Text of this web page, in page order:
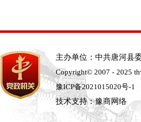
主办单位：中共唐河县
Copyright© 2007 - 2025
豫ICP备2021015020号-1
技术支持：豫商网络